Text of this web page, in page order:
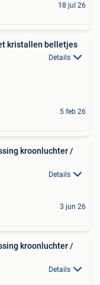
18 jul 26
kristallen belletjes
Details
5 feb 26
kroonluchter /
Details
3 jun 26
kroonluchter /
Details